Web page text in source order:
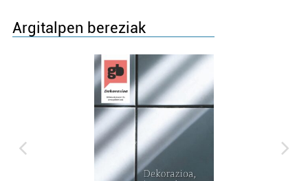
Argitalpen bereziak